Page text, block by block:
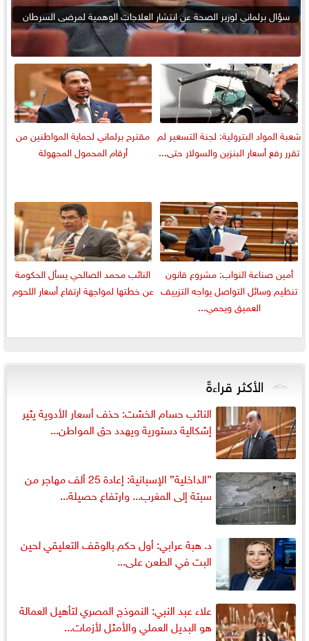
سؤال برلماني لوزير الصحة عن انتشار العلاجات الوهمية لمرضى السرطان
شعبة المواد البترولية: لجنة التسعير لم
تقرر رفع أسعار البنزين والسولار حتى...
مقترح برلماني لحماية المواطنين من
أرقام المحمول المجهولة
أمين صناعة النواب: مشروع قانون
تنظيم وسائل التواصل يواجه التزييف
العميق ويحمي...
النائب محمد الصالحي يسأل الحكومة
عن خطتها لمواجهة ارتفاع أسعار اللحوم
الأكثر قراءةً
النائب حسام الخشت: حذف أسعار الأدوية يثير
إشكالية دستورية ويهدد حق المواطن...
”الداخلية” الإسبانية: إعادة 25 ألف مهاجر من
سبتة إلى المغرب... وارتفاع حصيلة...
د. هبة عرابي: أول حكم بالوقف التعليقي لحين
البت في الطعن على...
علاء عبد النبي: النموذج المصري لتأهيل العمالة
هو البديل العملي والأمثل لأزمات...